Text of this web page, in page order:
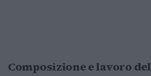
Composizione e lavoro del